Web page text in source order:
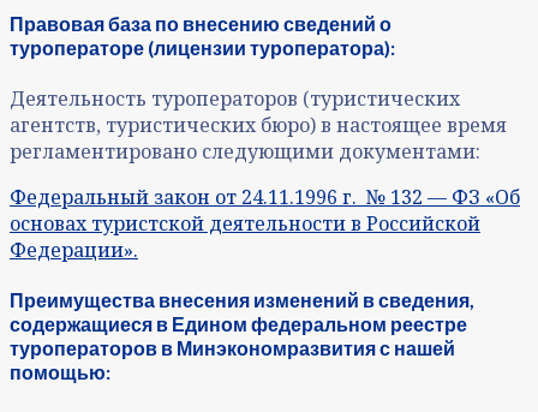
Правовая база по внесению сведений о
туроператоре (лицензии туроператора):
Деятельность туроператоров (туристических
агентств, туристических бюро) в настоящее время
регламентировано следующими документами:
Федеральный закон от 24.11.1996 г. № 132 — ФЗ «Об
основах туристской деятельности в Российской
Федерации».
Преимущества внесения изменений в сведения,
содержащиеся в Едином федеральном реестре
туроператоров в Минэкономразвития с нашей
помощью: